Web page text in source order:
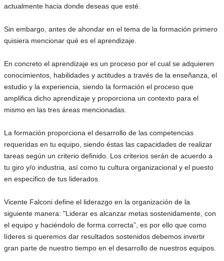
actualmente hacia donde deseas que esté.
Sin embargo, antes de ahondar en el tema de la formación primero
quisiera mencionar qué es el aprendizaje.
En concreto el aprendizaje es un proceso por el cual se adquieren
conocimientos, habilidades y actitudes a través de la enseñanza, el
estudio y la experiencia, siendo la formación el proceso que
amplifica dicho aprendizaje y proporciona un contexto para el
mismo en las tres áreas mencionadas.
La formación proporciona el desarrollo de las competencias
requeridas en tu equipo, siendo éstas las capacidades de realizar
tareas según un criterio definido. Los criterios serán de acuerdo a
tu giro y/o industria, así como tu cultura organizacional y el puesto
en especifico de tus liderados.
Vicente Falconi define el liderazgo en la organización de la
siguiente manera: "Liderar es alcanzar metas sostenidamente, con
el equipo y haciéndolo de forma correcta”, es por ello que como
líderes si queremos dar resultados sostenidos debemos invertir
gran parte de nuestro tiempo en el desarrollo de nuestros equipos.